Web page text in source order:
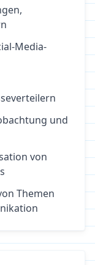
Media-
und
von
Themen